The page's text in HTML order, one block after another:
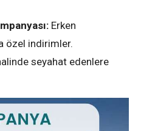
Erken
özel indirimler.
seyahat edenlere